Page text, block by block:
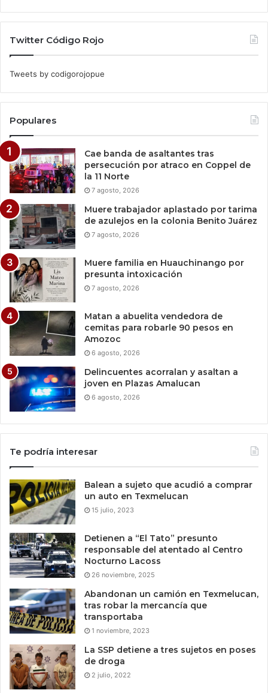
Twitter Código Rojo
Tweets by codigorojopue
Populares
Cae banda de asaltantes tras
persecución por atraco en Coppel de
la 11 Norte
7 agosto, 2026
Muere trabajador aplastado por tarima
de azulejos en la colonia Benito Juárez
7 agosto, 2026
Muere familia en Huauchinango por
presunta intoxicación
7 agosto, 2026
Matan a abuelita vendedora de
cemitas para robarle 90 pesos en
Amozoc
6 agosto, 2026
Delincuentes acorralan y asaltan a
joven en Plazas Amalucan
6 agosto, 2026
Te podría interesar
Balean a sujeto que acudió a comprar
un auto en Texmelucan
15 julio, 2023
Detienen a “El Tato” presunto
responsable del atentado al Centro
Nocturno Lacoss
26 noviembre, 2025
Abandonan un camión en Texmelucan,
tras robar la mercancía que
transportaba
1 noviembre, 2023
La SSP detiene a tres sujetos en poses
de droga
2 julio, 2022